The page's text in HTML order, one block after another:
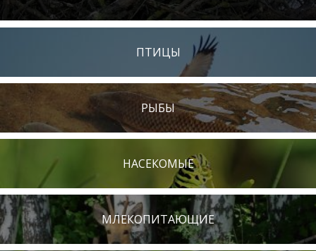
ПТИЦЫ
РЫБЫ
НАСЕКОМЫЕ
МЛЕКОПИТАЮЩИЕ